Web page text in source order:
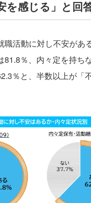
を感じる」と回
活動に対し不安があ
81.8％、内々定を持ち
％と、半数以上が「